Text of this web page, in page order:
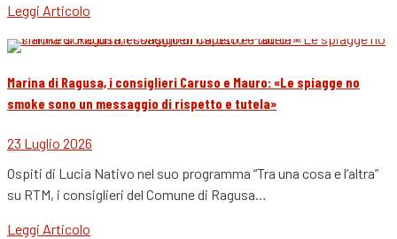
Leggi Articolo
Marina di Ragusa, i consiglieri Caruso e Mauro: «Le spiagge no
smoke sono un messaggio di rispetto e tutela»
23 Luglio 2026
Ospiti di Lucia Nativo nel suo programma “Tra una cosa e l’altra”
su RTM, i consiglieri del Comune di Ragusa…
Leggi Articolo